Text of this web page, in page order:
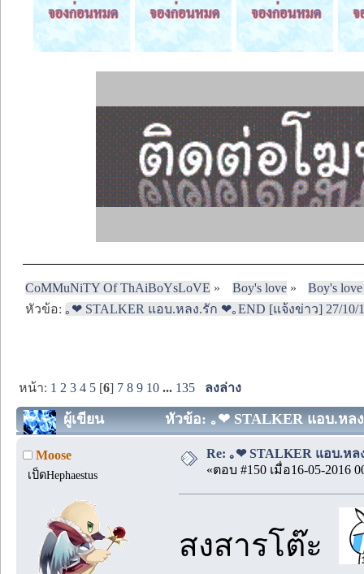
CoMMuNiTY Of ThAiBoYsLoVE » Boy's love»
Boy's
หัวข้อ:｡❤ STALKER แอบ.หลง.รัก ❤｡END [แจ้งข่าว] 27/10/
หน้า: 1 2 3 4 5 [6] 7 8 9 10 ... 135 ลงล่าง
ผู้เขียน หัวข้อ: ｡❤ STALKER แอบ.หลง.
Moose
เป็ดHephaestus
Re: ｡❤ STALKER แอบ.หล
«ตอบ #150 เมื่อ16-05-2016
สงสารโต๊ะ